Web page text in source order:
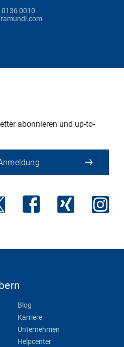
0010
abonnieren und up-to-
Blog
Karriere
Unternehmen
Helpcenter